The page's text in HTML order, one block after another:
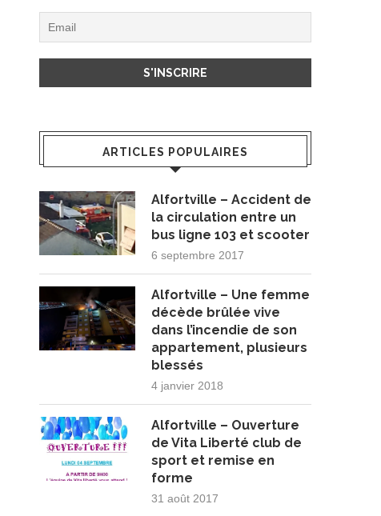
ARTICLES POPULAIRES
Alfortville – Accident de
la circulation entre un
bus ligne 103 et scooter
6 septembre 2017
Alfortville – Une femme
décède brûlée vive
dans l’incendie de son
appartement, plusieurs
blessés
4 janvier 2018
Alfortville – Ouverture
de Vita Liberté club de
sport et remise en
forme
31 août 2017